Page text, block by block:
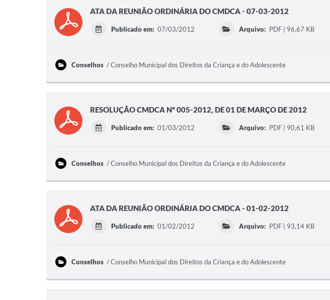
ATA DA REUNIÃO ORDINÁRIA DO CMDCA - 07-03-2012
Publicado em: 07/03/2012 Arquivo: PDF | 96,67 KB
Conselhos Conselho Municipal dos Direitos da Criança e do Adolescente
RESOLUÇÃO CMDCA Nº 005-2012, DE 01 DE MARÇO DE 2012
Publicado em: 01/03/2012 Arquivo: PDF | 90,61 KB
Conselhos Conselho Municipal dos Direitos da Criança e do Adolescente
ATA DA REUNIÃO ORDINÁRIA DO CMDCA - 01-02-2012
Publicado em: 01/02/2012 Arquivo: PDF | 93,14 KB
Conselhos Conselho Municipal dos Direitos da Criança e do Adolescente